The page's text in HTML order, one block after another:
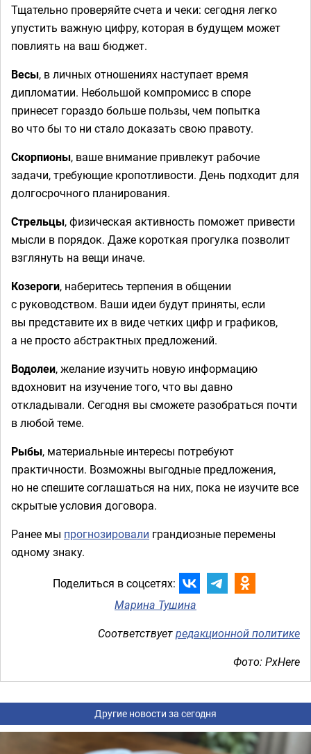
Тщательно проверяйте счета и чеки: сегодня легко
упустить важную цифру, которая в будущем может
повлиять на ваш бюджет.
Весы, в личных отношениях наступает время
дипломатии. Небольшой компромисс в споре
принесет гораздо больше пользы, чем попытка
во что бы то ни стало доказать свою правоту.
Скорпионы, ваше внимание привлекут рабочие
задачи, требующие кропотливости. День подходит для
долгосрочного планирования.
Стрельцы, физическая активность поможет привести
мысли в порядок. Даже короткая прогулка позволит
взглянуть на вещи иначе.
Козероги, наберитесь терпения в общении
с руководством. Ваши идеи будут приняты, если
вы представите их в виде четких цифр и графиков,
а не просто абстрактных предложений.
Водолеи, желание изучить новую информацию
вдохновит на изучение того, что вы давно
откладывали. Сегодня вы сможете разобраться почти
в любой теме.
Рыбы, материальные интересы потребуют
практичности. Возможны выгодные предложения,
но не спешите соглашаться на них, пока не изучите все
скрытые условия договора.
Ранее мы прогнозировали грандиозные перемены
одному знаку.
Поделиться в соцсетях:
Марина Тушина
Соответствуетредакционной политике
Фото: PxHere
Другие новости за сегодня